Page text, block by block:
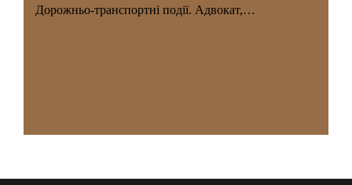
Дорожньо-транспортні події. Адвокат,…